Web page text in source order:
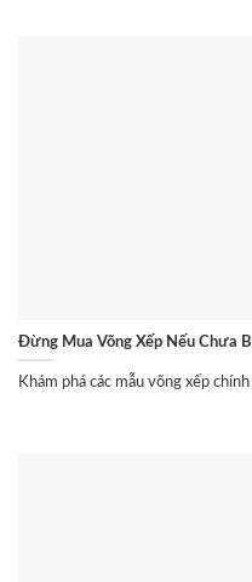
Đừng Mua Võng Xếp Nếu Chưa
Khám phá các mẫu võng xếp